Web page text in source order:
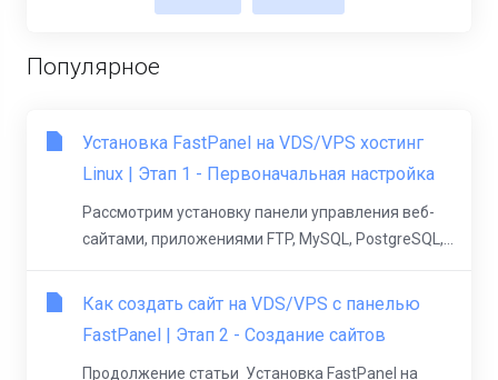
Популярное
Установка FastPanel на VDS/VPS хостинг
Linux | Этап 1 - Первоначальная настройка
Рассмотрим установку панели управления веб-
сайтами, приложениями FTP, MySQL, PostgreSQL,...
Как создать сайт на VDS/VPS с панелью
FastPanel | Этап 2 - Создание сайтов
Продолжение статьи Установка FastPanel на